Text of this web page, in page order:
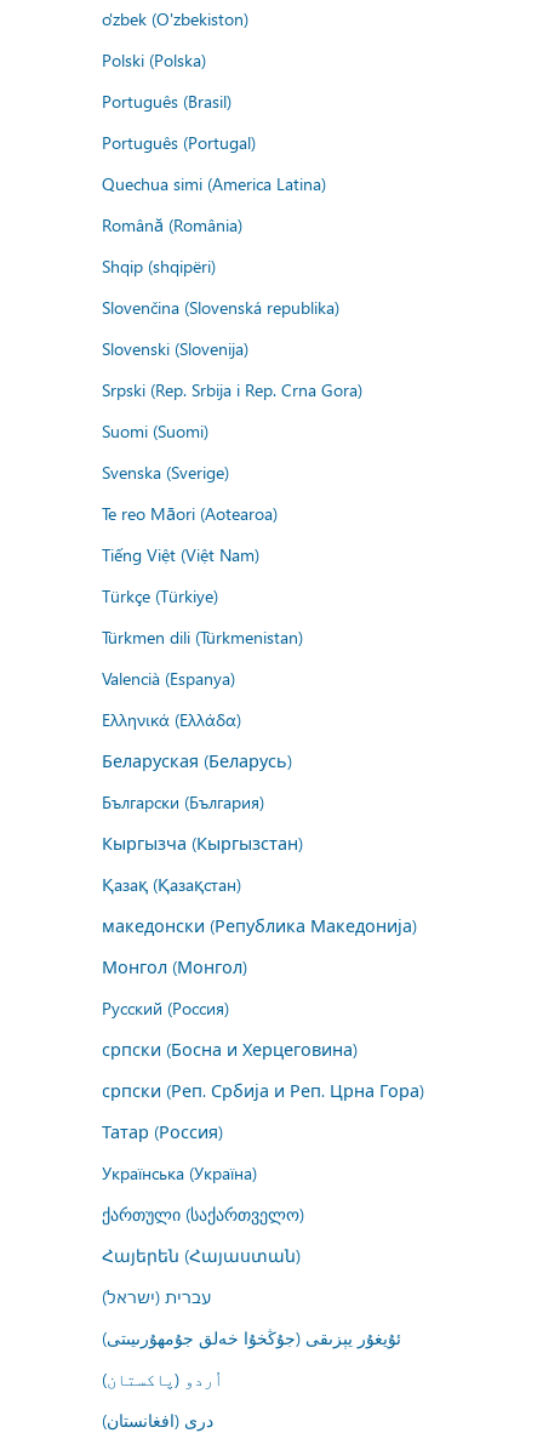
o'zbek (O'zbekiston)
Polski (Polska)
Português (Brasil)
Português (Portugal)
Quechua simi (America Latina)
Română (România)
Shqip (shqipëri)
Slovenčina (Slovenská republika)
Slovenski (Slovenija)
Srpski (Rep. Srbija i Rep. Crna Gora)
Suomi (Suomi)
Svenska (Sverige)
Te reo Māori (Aotearoa)
Tiếng Việt (Việt Nam)
Türkçe (Türkiye)
Türkmen dili (Türkmenistan)
Valencià (Espanya)
Ελληνικά (Ελλάδα)
Беларуская (Беларусь)
Български (България)
Кыргызча (Кыргызстан)
Қазақ (Қазақстан)
македонски (Република Македонија)
Монгол (Монгол)
Русский (Россия)
српски (Босна и Херцеговина)
српски (Реп. Србија и Реп. Црна Гора)
Татар (Россия)
Українська (Україна)
ქართული (საქართველო)
Հայերեն (Հայաստան)
עברית (ישראל)
ئۇيغۇر يېزىقى (جۇڭخۇا خەلق جۇمھۇرىيىتى)
اُردو (پاکستان)
درى (افغانستان)